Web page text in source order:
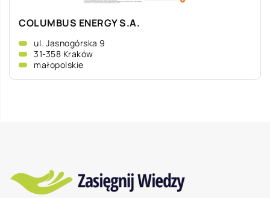
COLUMBUS ENERGY S.A.
ul. Jasnogórska 9
31-358 Kraków
małopolskie